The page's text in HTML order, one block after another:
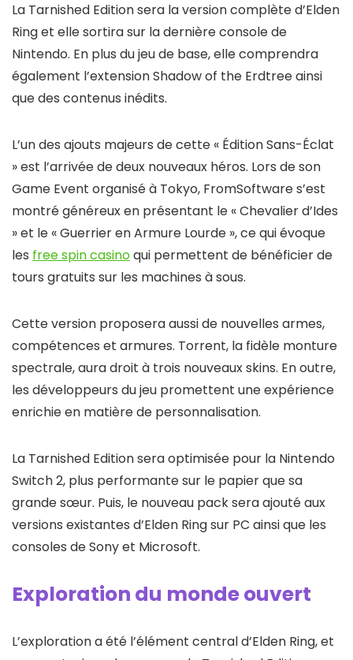
La Tarnished Edition sera la version complète d’Elden
Ring et elle sortira sur la dernière console de
Nintendo. En plus du jeu de base, elle comprendra
également l’extension Shadow of the Erdtree ainsi
que des contenus inédits.
L’un des ajouts majeurs de cette « Édition Sans-Éclat
» est l’arrivée de deux nouveaux héros. Lors de son
Game Event organisé à Tokyo, FromSoftware s’est
montré généreux en présentant le « Chevalier d’Ides
» et le « Guerrier en Armure Lourde », ce qui évoque
les free spin casinoqui permettent de bénéficier de
tours gratuits sur les machines à sous.
Cette version proposera aussi de nouvelles armes,
compétences et armures. Torrent, la fidèle monture
spectrale, aura droit à trois nouveaux skins. En outre,
les développeurs du jeu promettent une expérience
enrichie en matière de personnalisation.
La Tarnished Edition sera optimisée pour la Nintendo
Switch 2, plus performante sur le papier que sa
grande sœur. Puis, le nouveau pack sera ajouté aux
versions existantes d’Elden Ring sur PC ainsi que les
consoles de Sony et Microsoft.
Exploration du monde ouvert
L’exploration a été l’élément central d’Elden Ring, et